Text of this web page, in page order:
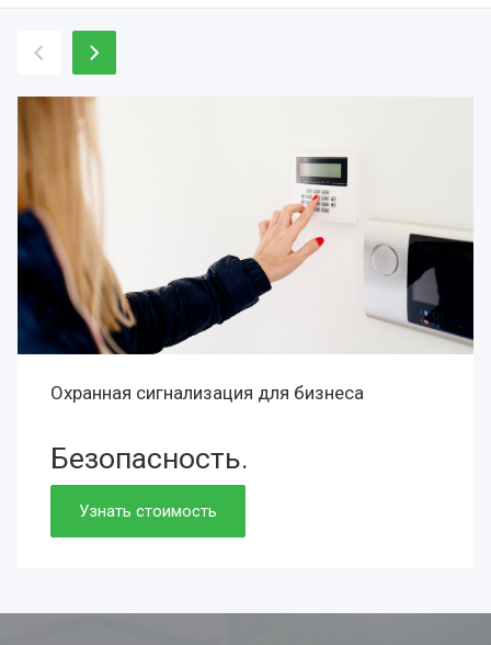
Охранная сигнализация для бизнеса
Безопасность.
Сохранность.Престиж.
Просто. Быстро. Доступно.
Нужно. Обязательно.
Узнать стоимость